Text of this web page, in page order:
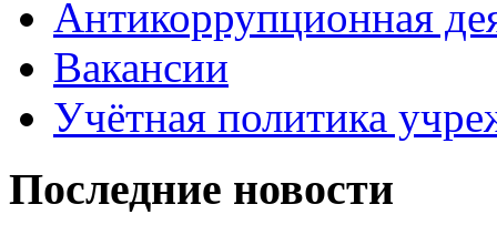
Антикоррупционная
Вакансии
Учётная политика
Последние новости